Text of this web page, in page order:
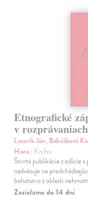
Etnografické
v
Lazorík Ján, Babčáková
Hana| Kniha
Štvrtá publikácia z edície
nadväzuje na
bohatstvo z oblasti
Zasielame do 14 dní